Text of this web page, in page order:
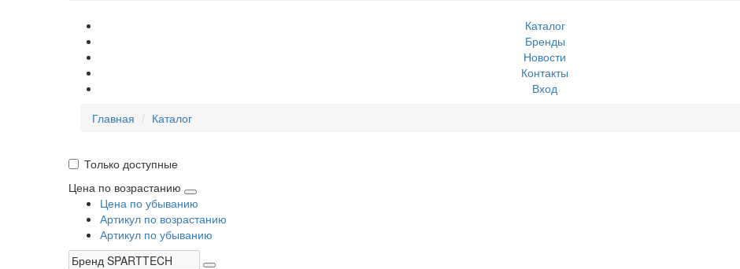
Каталог
Бренды
Новости
Контакты
Вход
Главная
Каталог
Только доступные
Цена по возрастанию
Цена по убыванию
Артикул по возрастанию
Артикул по убыванию